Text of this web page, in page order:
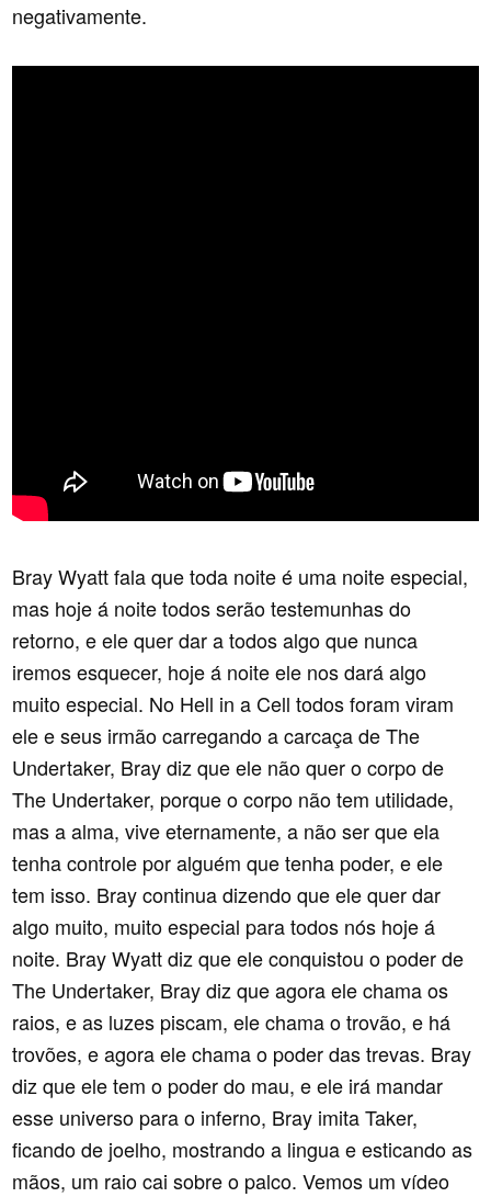
negativamente.
Bray Wyatt fala que toda noite é uma noite especial,
mas hoje á noite todos serão testemunhas do
retorno, e ele quer dar a todos algo que nunca
iremos esquecer, hoje á noite ele nos dará algo
muito especial. No Hell in a Cell todos foram viram
ele e seus irmão carregando a carcaça de The
Undertaker, Bray diz que ele não quer o corpo de
The Undertaker, porque o corpo não tem utilidade,
mas a alma, vive eternamente, a não ser que ela
tenha controle por alguém que tenha poder, e ele
tem isso. Bray continua dizendo que ele quer dar
algo muito, muito especial para todos nós hoje á
noite. Bray Wyatt diz que ele conquistou o poder de
The Undertaker, Bray diz que agora ele chama os
raios, e as luzes piscam, ele chama o trovão, e há
trovões, e agora ele chama o poder das trevas. Bray
diz que ele tem o poder do mau, e ele irá mandar
esse universo para o inferno, Bray imita Taker,
ficando de joelho, mostrando a lingua e esticando as
mãos, um raio cai sobre o palco. Vemos um vídeo